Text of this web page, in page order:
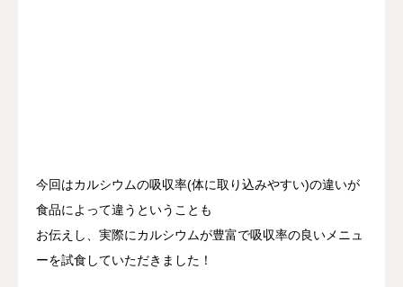
今回はカルシウムの吸収率(体に取り込みやすい)の違いが
食品によって違うということも
お伝えし、実際にカルシウムが豊富で吸収率の良いメニュ
ーを試食していただきました！